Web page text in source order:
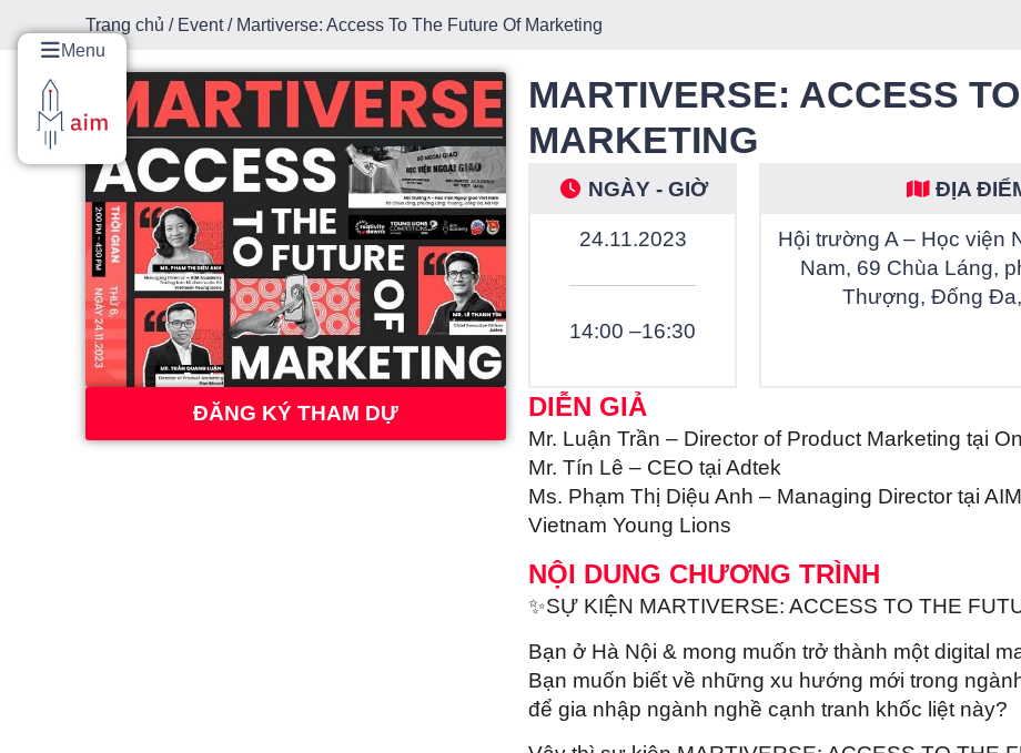
Menu
Trang chủ / Event/ Martiverse: Access To The Future Of Marketing
ĐĂNG KÝ THAM DỰ
MARTIVERSE: ACCESS
MARKETING
NGÀY - GIỜ
24.11.2023
14:00 –16:30
ĐỊA
Hội trường A – Học viện
Nam, 69 Chùa Láng,
Thượng, Đống
DIỄN GIẢ
Mr. Luận Trần – Director of Product Marketing tại
Mr. Tín Lê – CEO tại Adtek
Ms. Phạm Thị Diệu Anh – Managing Director tại
Vietnam Young Lions
NỘI DUNG CHƯƠNG TRÌNH
✨SỰ KIỆN MARTIVERSE: ACCESS TO THE
Bạn ở Hà Nội & mong muốn trở thành một digital
Bạn muốn biết về những xu hướng mới trong
để gia nhập ngành nghề cạnh tranh khốc liệt này?